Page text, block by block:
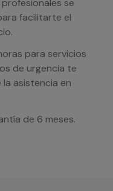
facilitarte el
para servicios
de urgencia te
asistencia en
de 6 meses.